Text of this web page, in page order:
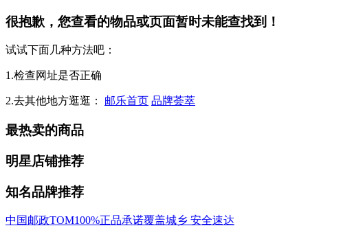
很抱歉，您查看的物品或页面暂时未能查找到！
试试下面几种方法吧：
1.检查网址是否正确
2.去其他地方逛逛： 邮乐首页 品牌荟萃
最热卖的商品
明星店铺推荐
知名品牌推荐
中国邮政TOM100%正品承诺覆盖城乡 安全速达